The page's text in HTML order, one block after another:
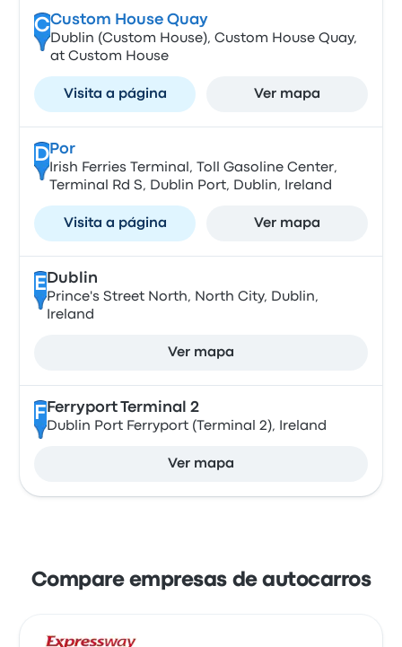
CCustom House Quay
Dublin (Custom House), Custom House Quay,
at Custom House
Visita a página Ver mapa
DPor
Irish Ferries Terminal, Toll Gasoline Center,
Terminal Rd S, Dublin Port, Dublin, Ireland
Visita a página Ver mapa
E Dublin
Prince's Street North, North City, Dublin,
Ireland
Ver mapa
F Ferryport Terminal 2
Dublin Port Ferryport (Terminal 2), Ireland
Ver mapa
Compare empresas de autocarros